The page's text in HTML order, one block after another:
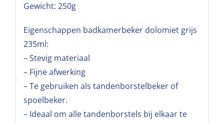
Gewicht: 250g
Eigenschappen badkamerbeker dolomiet grijs
235ml:
– Stevig materiaal
– Fijne afwerking
– Te gebruiken als tandenborstelbeker of
spoelbeker.
– Ideaal om alle tandenborstels bij elkaar te